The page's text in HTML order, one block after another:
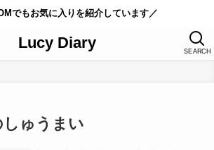
でもお気に入りを紹介しています／
Lucy Diary SEARCH
しゅうまい